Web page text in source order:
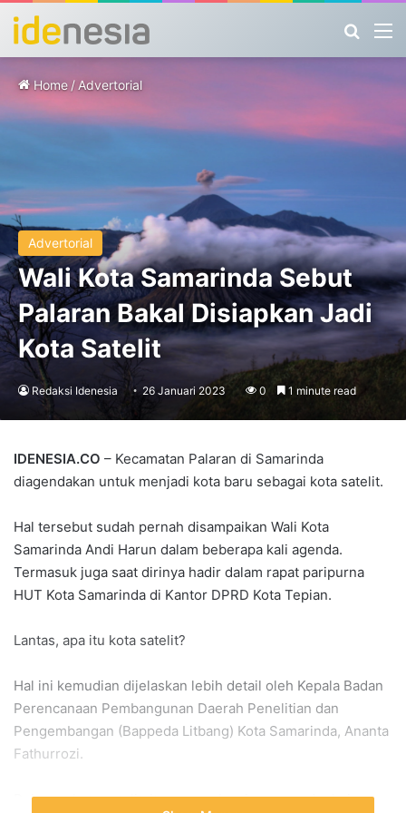
Home / Advertorial
Advertorial
Wali Kota Samarinda Sebut
Palaran Bakal Disiapkan Jadi
Kota Satelit
Redaksi Idenesia 26 Januari 2023 0 1 minute read
IDENESIA.CO – Kecamatan Palaran di Samarinda
diagendakan untuk menjadi kota baru sebagai kota satelit.
Hal tersebut sudah pernah disampaikan Wali Kota
Samarinda Andi Harun dalam beberapa kali agenda.
Termasuk juga saat dirinya hadir dalam rapat paripurna
HUT Kota Samarinda di Kantor DPRD Kota Tepian.
Lantas, apa itu kota satelit?
Hal ini kemudian dijelaskan lebih detail oleh Kepala Badan
Perencanaan Pembangunan Daerah Penelitian dan
Pengembangan (Bappeda Litbang) Kota Samarinda, Ananta
Fathurrozi.
Poinnya, kota satelit itu merupakan juga agenda dari